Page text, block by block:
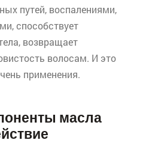
путей, воспалениями,
способствует
возвращает
волосам. И это
применения.
масла